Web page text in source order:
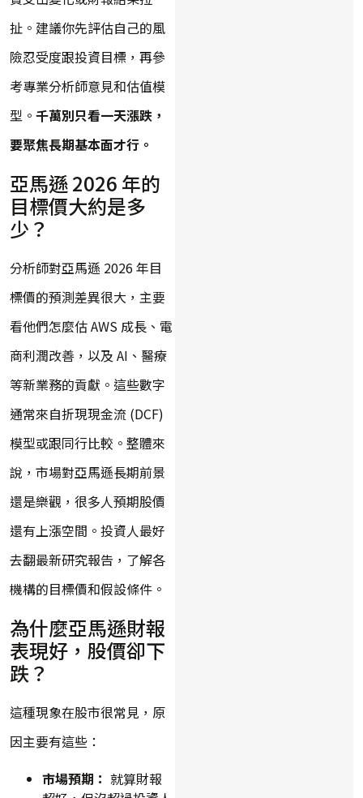
扯。建議你先評估自己的風
險忍受度跟投資目標，再參
考專業分析師意見和估值模
型。 千萬別只看一天漲跌，
要聚焦長期基本面才行。
亞馬遜 2026 年的
目標價大約是多
少？
分析師對亞馬遜 2026 年目
標價的預測差異很大，主要
看他們怎麼估 AWS 成長、電
商利潤改善，以及 AI、醫療
等新業務的貢獻。這些數字
通常來自折現現金流 (DCF)
模型或跟同行比較。整體來
說，市場對亞馬遜長期前景
還是樂觀，很多人預期股價
還有上漲空間。投資人最好
去翻最新研究報告，了解各
機構的目標價和假設條件。
為什麼亞馬遜財報
表現好，股價卻下
跌？
這種現象在股市很常見，原
因主要有這些：
市場預期： 就算財報